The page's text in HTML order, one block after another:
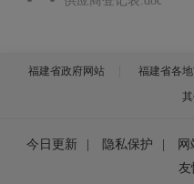
福建省政府网站 福建省各
今日更新 隐私保护 网
友